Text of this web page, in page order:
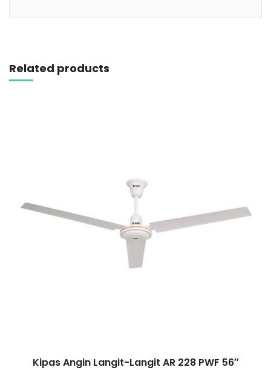
Related products
Kipas Angin Langit-Langit AR 228 PWF 56″